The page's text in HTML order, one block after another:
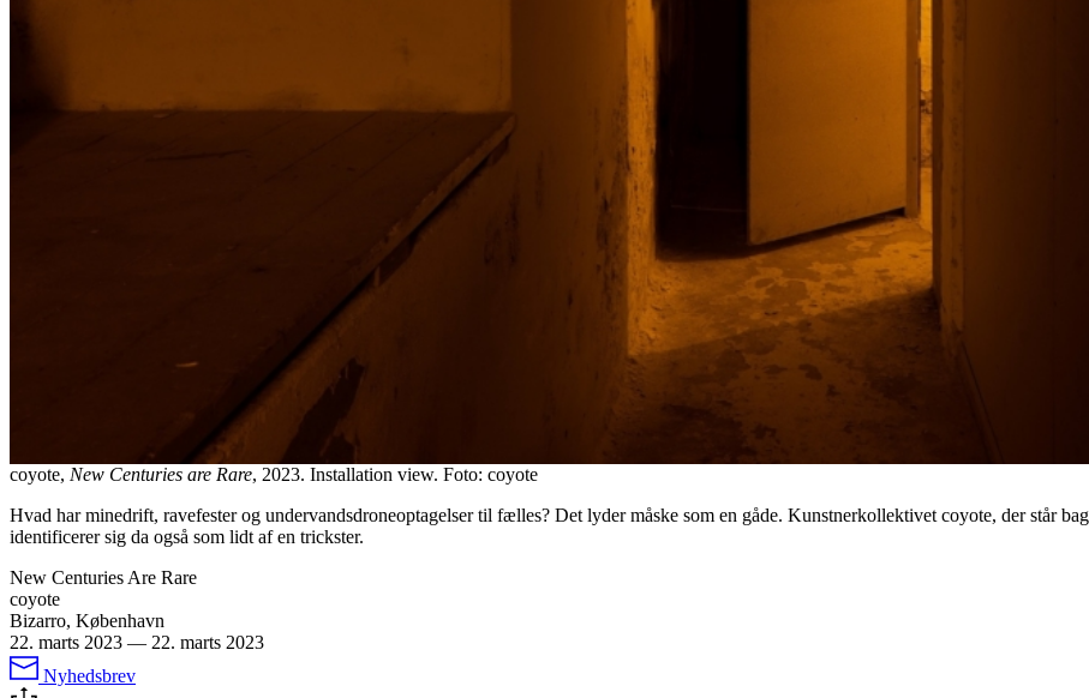
coyote, New Centuries are Rare, 2023. Installation view. Foto: coyote
Hvad har minedrift, ravefester og undervandsdroneoptagelser til fælles? Det lyder måske som en gåde. Kunstnerkollektivet coyote, der står
identificerer sig da også som lidt af en trickster.
New Centuries Are Rare
coyote
Bizarro, København
22. marts 2023 — 22. marts 2023
Nyhedsbrev